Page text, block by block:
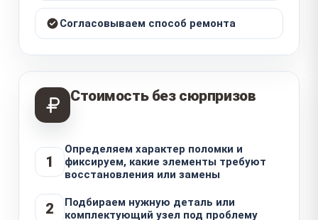
Согласовываем способ ремонта
Стоимость без сюрпризов
1
Определяем характер поломки и
фиксируем, какие элементы требуют
восстановления или замены
2
Подбираем нужную деталь или
комплектующий узел под проблему